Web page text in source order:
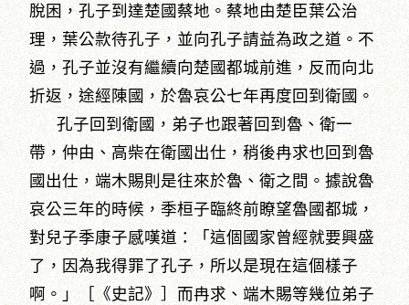
脫困，孔子到達楚國蔡地。蔡地由楚臣葉公治
理，葉公款待孔子，並向孔子請益為政之道。不
過，孔子並沒有繼續向楚國都城前進，反而向北
折返，途經陳國，於魯哀公七年再度回到衛國。
孔子回到衛國，弟子也跟著回到魯、衛一
帶，仲由、高柴在衛國出仕，稍後冉求也回到魯
國出仕，端木賜則是往來於魯、衛之間。據說魯
哀公三年的時候，季桓子臨終前瞭望魯國都城，
對兒子季康子感嘆道：「這個國家曾經就要興盛
了，因為我得罪了孔子，所以是現在這個樣子
啊。」［《史記》］而冉求、端木賜等幾位弟子